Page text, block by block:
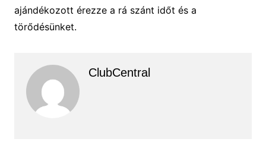
ajándékozott érezze a rá szánt időt és a
törődésünket.
ClubCentral